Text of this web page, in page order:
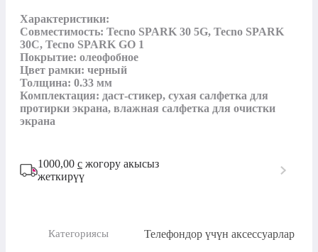
Характеристики:
Совместимость: Tecno SPARK 30 5G, Tecno SPARK
30C, Tecno SPARK GO 1
Покрытие: олеофобное
Цвет рамки: черный
Толщина: 0.33 мм
Комплектация: даст-стикер, сухая салфетка для
протирки экрана, влажная салфетка для очистки
экрана
1000,00 с жогору акысыз
жеткирүү
Категориясы Телефондор үчүн аксессуарлар